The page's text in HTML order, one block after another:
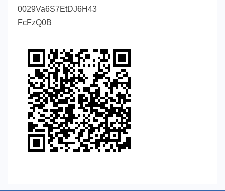
0029Va6S7EtDJ6H43
FcFzQ0B